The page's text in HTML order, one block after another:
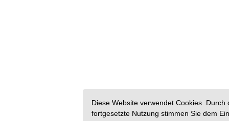
Diese Website verwendet Cookies. Durch
fortgesetzte Nutzung stimmen Sie dem